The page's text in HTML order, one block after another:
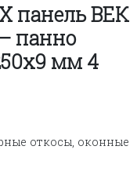
панель ВЕК
панно
мм 4
откосы, оконные